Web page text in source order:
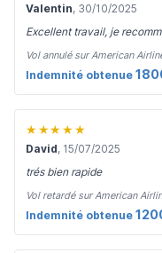
Valentin, 30/10/2025
Excellent travail, je
Vol annulé sur American
Indemnité obtenue
★★★★★
David, 15/07/2025
trés bien rapide
Vol retardé sur American
Indemnité obtenue